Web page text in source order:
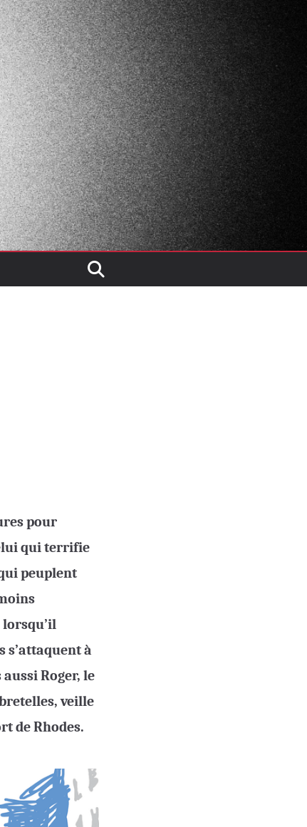
pour
qui terrifie
peuplent
s’attaquent à
Roger, le
veille
de Rhodes.